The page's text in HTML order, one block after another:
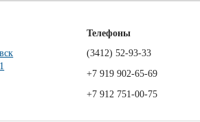
Телефоны
(3412) 52-93-33
+7 919 902-65-69
+7 912 751-00-75